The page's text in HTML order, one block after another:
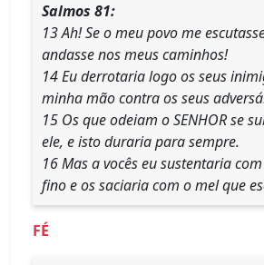
Salmos 81:
13 Ah! Se o meu povo me
andasse nos meus caminhos!
14 Eu derrotaria logo os seus
minha mão contra os seus
15 Os que odeiam o SENHOR se
ele, e isto duraria para sempre.
16 Mas a vocês eu sustentaria
fino e os saciaria com o mel que
FÉ